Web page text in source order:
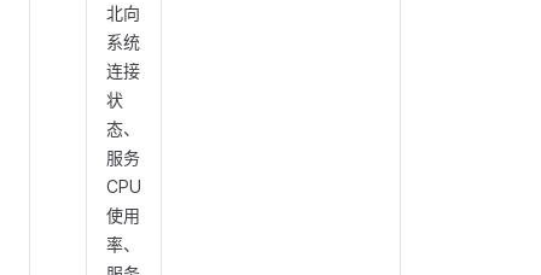
北向
系统
连接
状
态、
服务
CPU
使用
率、